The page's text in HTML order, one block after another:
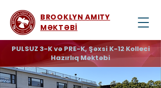
BROOKLYN AMITY
MƏKTƏBİ
PULSUZ 3-K və PRE-K, Şəxsi K-12 Kolleci
Hazırlıq Məktəbi